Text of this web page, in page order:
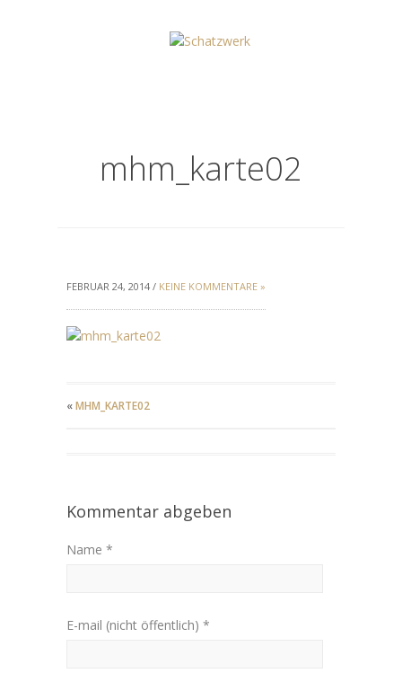
mhm_karte02
FEBRUAR 24, 2014 / KEINE KOMMENTARE »
«MHM_KARTE02
Kommentar abgeben
Name *
E-mail (nicht öffentlich) *